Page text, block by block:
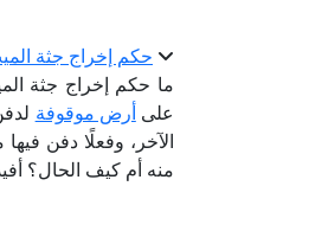
حكم إخراج جثة
ما حكم إخراج جثة
علىأرض موقوفة
الآخر، وفعلًا دفن
منه أم كيف الحال؟